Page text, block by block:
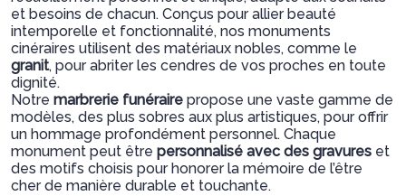
et besoins de chacun. Conçus pour allier beauté
intemporelle et fonctionnalité, nos monuments
cinéraires utilisent des matériaux nobles, comme le
granit, pour abriter les cendres de vos proches en toute
dignité.
Notre marbrerie funéraire propose une vaste gamme de
modèles, des plus sobres aux plus artistiques, pour offrir
un hommage profondément personnel. Chaque
monument peut être personnalisé avec des gravures et
des motifs choisis pour honorer la mémoire de l’être
cher de manière durable et touchante.